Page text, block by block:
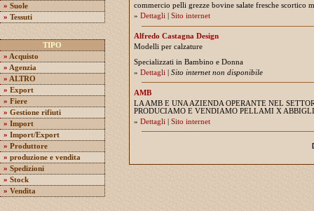
» Suole
» Tessuti
TIPO
» Acquisto
» Agenzia
» ALTRO
» Export
» Fiere
» Gestione rifiuti
» Import
» Import/Export
» Produttore
» produzione e vendita
» Spedizioni
» Stock
» Vendita
commercio pelli grezze bovine salate fresche scortico
» Dettagli Sito internet
Alfredo Castagna Design
Modelli per calzature
Specializzati in Bambino e Donna
» Dettagli Sito internet non disponibile
AMB
LA AMB E UNA AZIENDA OPERANTE NEL
PRODUCIAMO E VENDIAMO PELLAMI X
» Dettagli Sito internet